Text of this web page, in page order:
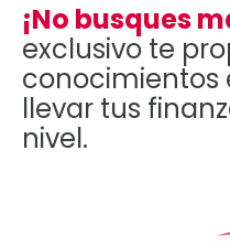
¡No busques
exclusivo te
conocimientos
llevar tus
nivel.